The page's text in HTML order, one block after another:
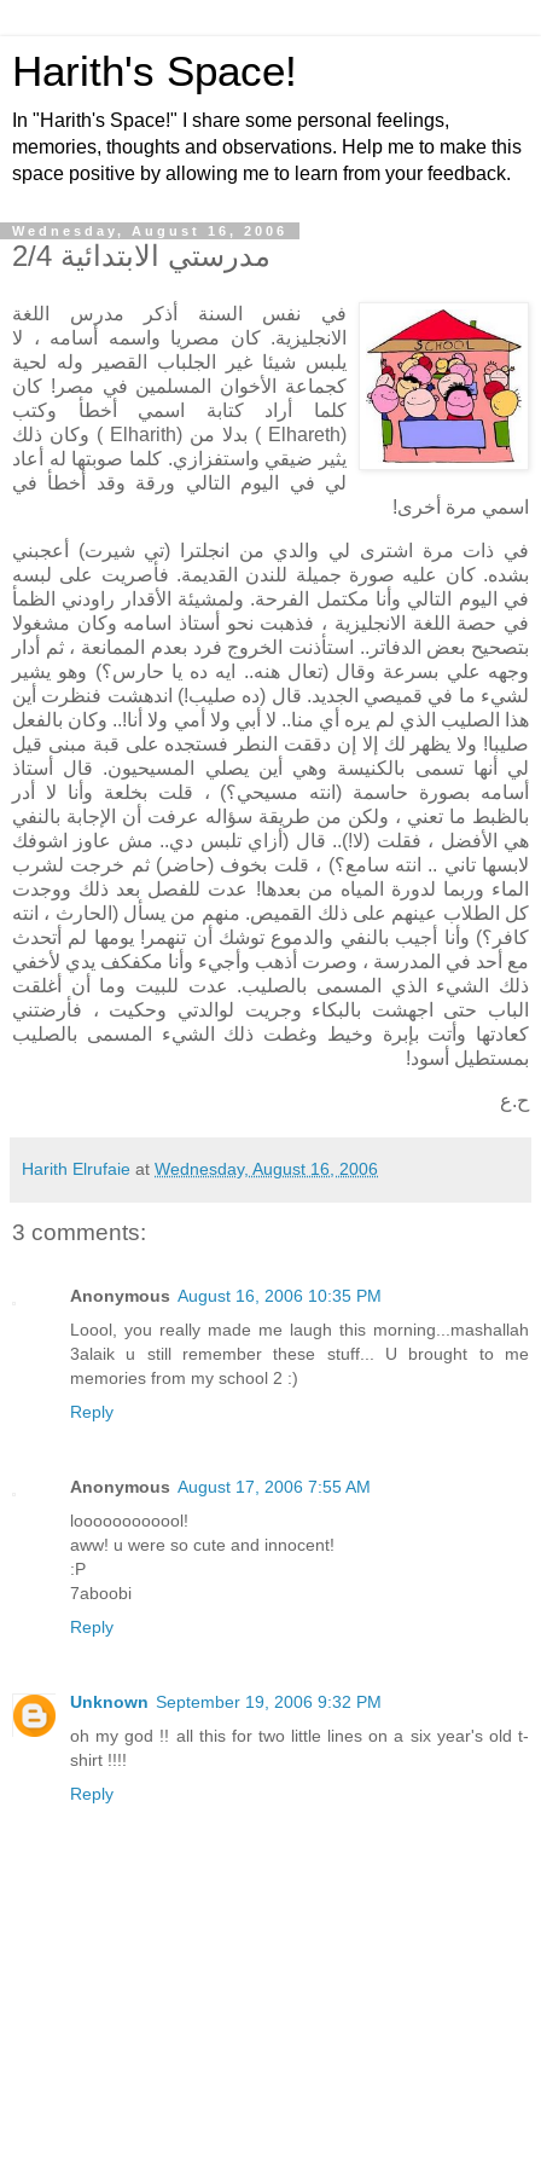
Harith's Space!
In "Harith's Space!" I share some personal feelings,
memories, thoughts and observations. Help me to make this
space positive by allowing me to learn from your feedback.
Wednesday, August 16, 2006
مدرستي الابتدائية 2/4
في نفس السنة أذكر مدرس اللغة
الانجليزية. كان مصريا واسمه أسامه ، لا
يلبس شيئا غير الجلباب القصير وله لحية
كجماعة الأخوان المسلمين في مصر! كان
كلما أراد كتابة اسمي أخطأ وكتب
(
Elhareth ) بدلا من (Elharith ) وكان ذلك
يثير ضيقي واستفزازي. كلما صوبتها له أعاد
لي في اليوم التالي ورقة وقد أخطأ في
اسمي مرة أخرى!
في ذات مرة اشترى لي والدي من انجلترا (تي شيرت) أعجبني
بشده. كان عليه صورة جميلة للندن القديمة. فأصريت على لبسه
في اليوم التالي وأنا مكتمل الفرحة. ولمشيئة الأقدار راودني الظمأ
في حصة اللغة الانجليزية ، فذهبت نحو أستاذ اسامه وكان مشغولا
بتصحيح بعض الدفاتر.. استأذنت الخروج فرد بعدم الممانعة ، ثم أدار
وجهه علي بسرعة وقال (تعال هنه.. ايه ده يا حارس؟) وهو يشير
لشيء ما في قميصي الجديد. قال (ده صليب!) اندهشت فنظرت أين
هذا الصليب الذي لم يره أي منا.. لا أبي ولا أمي ولا أنا!.. وكان بالفعل
صليبا! ولا يظهر لك إلا إن دققت النطر فستجده على قبة مبنى قيل
لي أنها تسمى بالكنيسة وهي أين يصلي المسيحيون. قال أستاذ
أسامه بصورة حاسمة (انته مسيحي؟) ، قلت بخلعة وأنا لا أدر
بالظبط ما تعني ، ولكن من طريقة سؤاله عرفت أن الإجابة بالنفي
هي الأفضل ، فقلت (لا!).. قال (أزاي تلبس دي.. مش عاوز اشوفك
لابسها تاني .. انته سامع؟) ، قلت بخوف (حاضر) ثم خرجت لشرب
الماء وربما لدورة المياه من بعدها! عدت للفصل بعد ذلك ووجدت
كل الطلاب عينهم على ذلك القميص. منهم من يسأل (الحارث ، انته
كافر؟) وأنا أجيب بالنفي والدموع توشك أن تنهمر! يومها لم أتحدث
مع أحد في المدرسة ، وصرت أذهب وأجيء وأنا مكفكف يدي لأخفي
ذلك الشيء الذي المسمى بالصليب. عدت للبيت وما أن أغلقت
الباب حتى اجهشت بالبكاء وجريت لوالدتي وحكيت ، فأرضتني
كعادتها وأتت بإبرة وخيط وغطت ذلك
الشيء المسمى بالصليب
بمستطيل أسود!
ح.ع
Harith Elrufaie at Wednesday, August 16, 2006
3 comments:
Anonymous August 16, 2006 10:35 PM
Loool, you really made me laugh this morning...mashallah
3alaik u still remember these stuff... U brought to me
memories from my school 2 :)
Reply
Anonymous August 17, 2006 7:55 AM
loooooooooool!
aww! u were so cute and innocent!
:P
7aboobi
Reply
Unknown September 19, 2006 9:32 PM
oh my god !! all this for two little lines on a six year's old t-
shirt !!!!
Reply